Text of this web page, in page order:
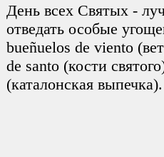
День всех Святых -
отведать особые
bueñuelos de viento
de santo (кости
(каталонская выпечка).